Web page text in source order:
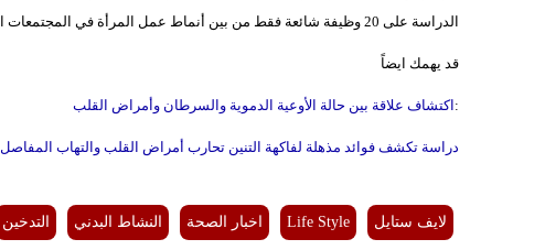
الدراسة على 20 وظيفة شائعة فقط من بين أنماط عمل المرأة في المجتمعات الحديثة.
قد يهمك ايضاً
: اكتشاف علاقة بين حالة الأوعية الدموية والسرطان وأمراض القلب
دراسة تكشف فوائد مذهلة لفاكهة التنين تحارب أمراض القلب والتهاب المفاصل
لايف ستايل Life Style اخبار الصحة النشاط البدني التدخين